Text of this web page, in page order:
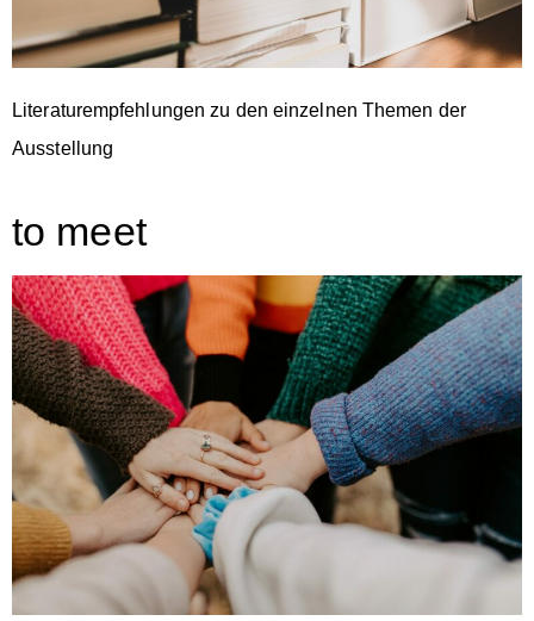
Literaturempfehlungen zu den einzelnen Themen der
Ausstellung
to meet